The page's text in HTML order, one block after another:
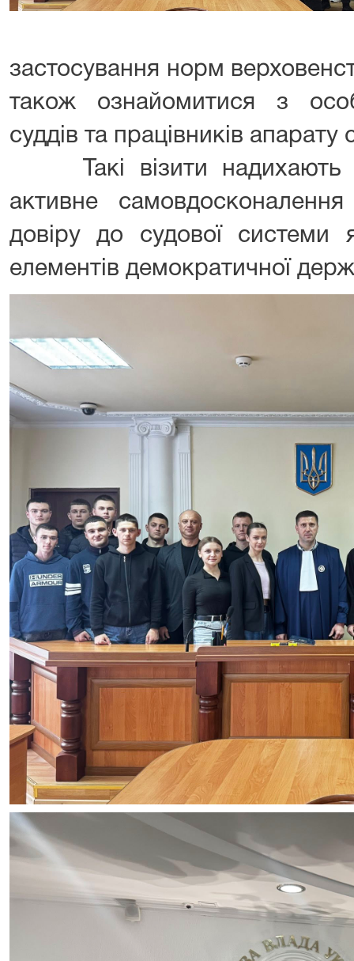
застосування норм
також ознайомитися з
суддів та працівників апарату
Такі візити надихають
активне
довіру до судової
елементів демократичної